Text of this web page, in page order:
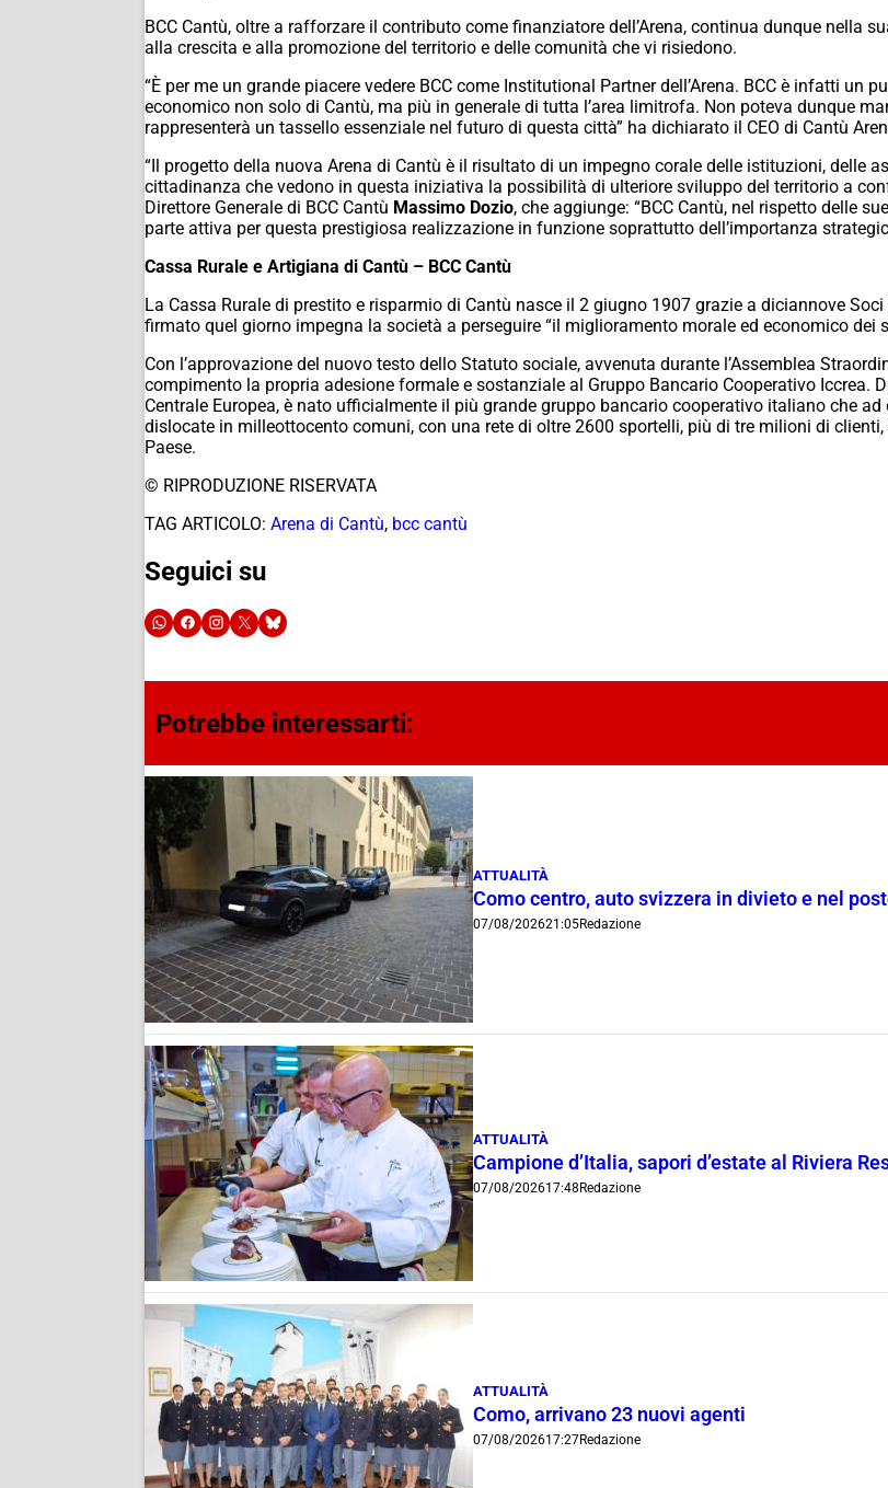
BCC Cantù, oltre a rafforzare il contributo come finanziatore dell’Arena, continua dunque nella
alla crescita e alla promozione del territorio e delle comunità che vi risiedono.
“È per me un grande piacere vedere BCC come Institutional Partner dell’Arena. BCC è infatti
economico non solo di Cantù, ma più in generale di tutta l’area limitrofa. Non poteva dunque
rappresenterà un tassello essenziale nel futuro di questa città” ha dichiarato il CEO di Cantù
“Il progetto della nuova Arena di Cantù è il risultato di un impegno corale delle istituzioni, delle
cittadinanza che vedono in questa iniziativa la possibilità di ulteriore sviluppo del territorio a
Direttore Generale di BCC Cantù Massimo Dozio, che aggiunge: “BCC Cantù, nel rispetto delle
parte attiva per questa prestigiosa realizzazione in funzione soprattutto dell’importanza
Cassa Rurale e Artigiana di Cantù – BCC Cantù
La Cassa Rurale di prestito e risparmio di Cantù nasce il 2 giugno 1907 grazie a diciannove
firmato quel giorno impegna la società a perseguire “il miglioramento morale ed economico dei
Con l’approvazione del nuovo testo dello Statuto sociale, avvenuta durante l’Assemblea
compimento la propria adesione formale e sostanziale al Gruppo Bancario Cooperativo Iccrea.
Centrale Europea, è nato ufficialmente il più grande gruppo bancario cooperativo italiano che
dislocate in milleottocento comuni, con una rete di oltre 2600 sportelli, più di tre milioni di
Paese.
© RIPRODUZIONE RISERVATA
TAG ARTICOLO: Arena di Cantù, bcc cantù
Seguici su
Potrebbe interessarti:
ATTUALITÀ
Como centro, auto svizzera in divieto e nel
07/08/202621:05Redazione
ATTUALITÀ
Campione d’Italia, sapori d’estate al Riviera
07/08/202617:48 Redazione
ATTUALITÀ
Como, arrivano 23 nuovi agenti
07/08/202617:27Redazione